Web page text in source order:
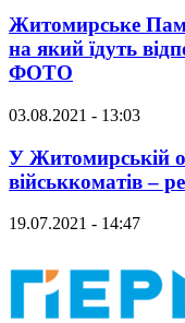
Житомирське
на який їдуть
ФОТО
03.08.2021 - 13:03
У Житомирській
військкоматів –
19.07.2021 - 14:47